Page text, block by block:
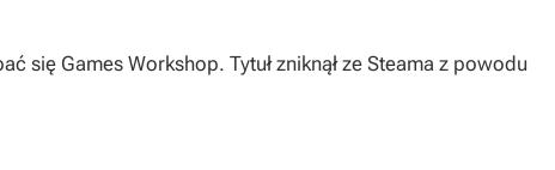
się Games Workshop. Tytuł zniknął ze Steama z powodu